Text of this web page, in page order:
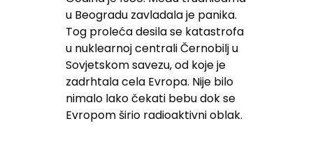
u Beogradu zavladala je panika.
Tog proleća desila se katastrofa
u nuklearnoj centrali Černobilj u
Sovjetskom savezu, od koje je
zadrhtala cela Evropa. Nije bilo
nimalo lako čekati bebu dok se
Evropom širio radioaktivni oblak.